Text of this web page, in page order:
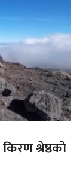
श्रेष्ठको